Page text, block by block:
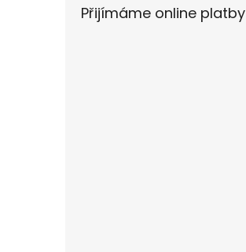
Přijímáme online platby